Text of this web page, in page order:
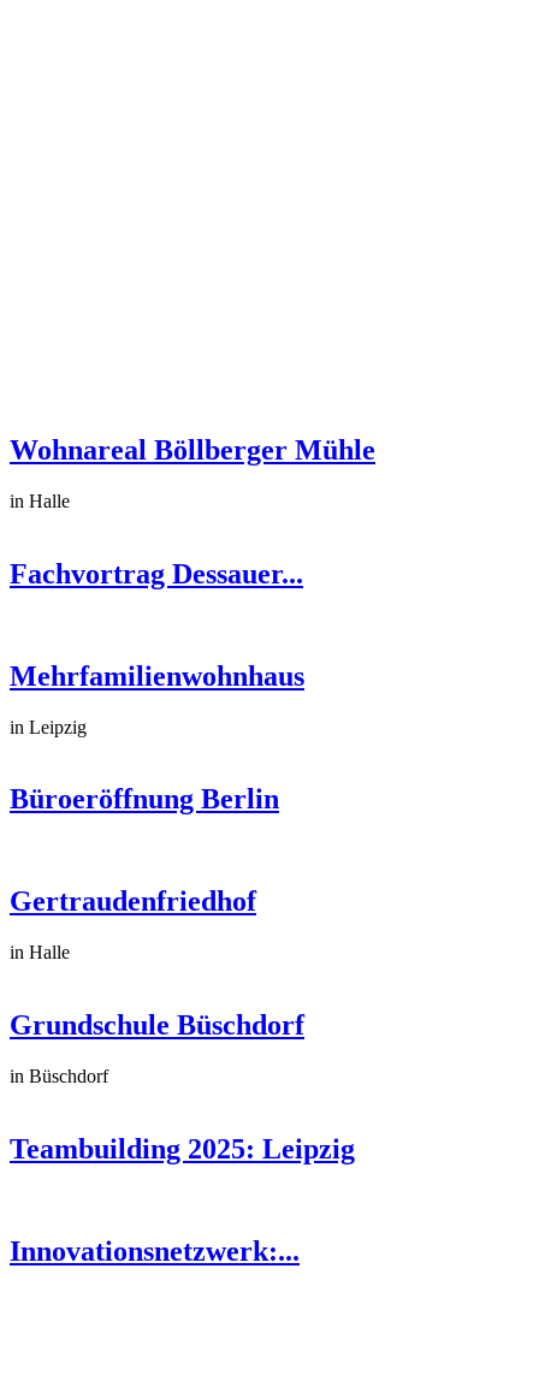
Wohnareal Böllberger Mühle
in Halle
Fachvortrag Dessauer...
Mehrfamilienwohnhaus
in Leipzig
Büroeröffnung Berlin
Gertraudenfriedhof
in Halle
Grundschule Büschdorf
in Büschdorf
Teambuilding 2025: Leipzig
Innovationsnetzwerk:...